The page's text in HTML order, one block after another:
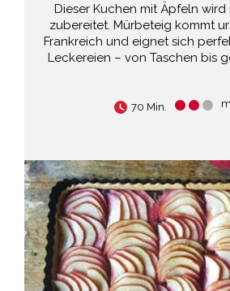
Dieser Kuchen mit Äpfeln
zubereitet. Mürbeteig kommt
Frankreich und eignet sich
Leckereien – von Taschen bis
70 Min.